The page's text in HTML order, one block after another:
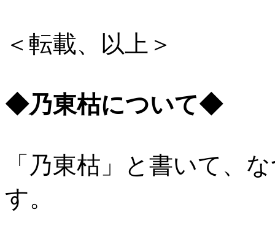
＜転載、以上＞
◆乃東枯について◆
「乃東枯」と書いて、
す。